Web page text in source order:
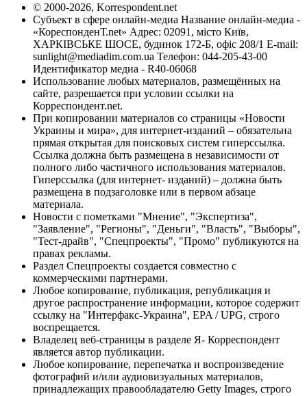
© 2000-2026, Korrespondent.net
Субъект в сфере онлайн-медиа Название онлайн-медиа -
«КореспонденТ.net» Адрес: 02091, місто Київ,
ХАРКІВСЬКЕ ШОСЕ, будинок 172-Б, офіс 208/1 E-mail:
sunlight@mediadim.com.ua Телефон: 044-205-43-00
Идентификатор медиа - R40-06068
Использование любых материалов, размещённых на
сайте, разрешается при условии ссылки на
Корреспондент.net.
При копировании материалов со страницы «Новости
Украины и мира», для интернет-изданий – обязательна
прямая открытая для поисковых систем гиперссылка.
Ссылка должна быть размещена в независимости от
полного либо частичного использования материалов.
Гиперссылка (для интернет- изданий) – должна быть
размещена в подзаголовке или в первом абзаце
материала.
Новости с пометками "Мнение", "Экспертиза",
"Заявление", "Регионы", "Деньги", "Власть", "Выборы",
"Тест-драйв", "Спецпроекты", "Промо" публикуются на
правах рекламы.
Раздел Спецпроекты создается совместно с
коммерческими партнерами.
Любое копирование, публикация, републикация и
другое распространение информации, которое содержит
ссылку на "Интерфакс-Украина", EPA / UPG, строго
воспрещается.
Владелец веб-страницы в разделе Я- Корреспондент
является автор публикации.
Любое копирование, перепечатка и воспроизведение
фотографий и/или аудиовизуальных материалов,
принадлежащих правообладателю Getty Images, строго